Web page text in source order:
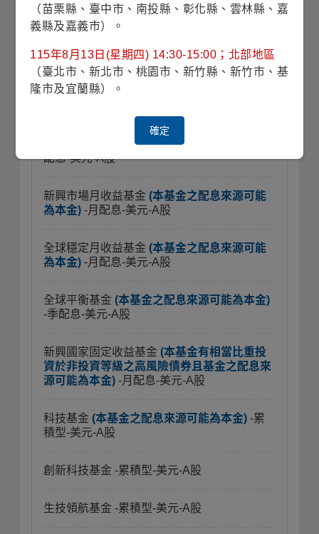
穩定月收益基金(本基金有相當比重投資於非
投資等級之高風險債券且基金之配息來源可能
為本金)
-月配息-美元-A股
(本基金主要係投資於非投資等級
之高風險債券及符合美國Rule 144A規定之私
募性質債券且基金之配息來源可能為本金)
配息-美元-A股
新興市場月收益基金 (本基金之配息來源可能
為本金) -月配息-美元-A股
全球穩定月收益基金 (本基金之配息來源可能
為本金) -月配息-美元-A股
全球平衡基金 (本基金之配息來源可能為本金)
-季配息-美元-A股
新興國家固定收益基金 (本基金有相當比重投
資於非投資等級之高風險債券且基金之配息來
源可能為本金) -月配息-美元-A股
科技基金 (本基金之配息來源可能為本金) -累
積型-美元-A股
創新科技基金 -累積型-美元-A股
生技領航基金 -累積型-美元-A股
（苗栗縣、臺中市、南投縣、彰化縣、雲林縣、嘉
義縣及嘉義市）。
115年8月13日(星期四) 14:30-15:00；北部地區
（臺北市、新北市、桃園市、新竹縣、新竹市、基
隆市及宜蘭縣）。
確定